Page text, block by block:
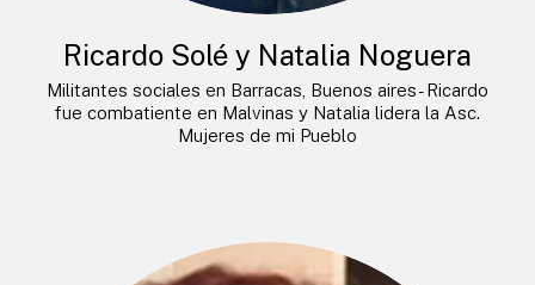
Ricardo Solé y Natalia Noguera
Militantes sociales en Barracas, Buenos aires- Ricardo
fue combatiente en Malvinas y Natalia lidera la Asc.
Mujeres de mi Pueblo